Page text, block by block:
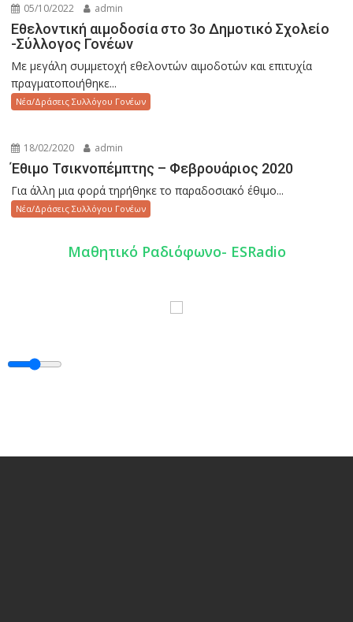
05/10/2022 admin
Εθελοντική αιμοδοσία στο 3ο Δημοτικό Σχολείο
-Σύλλογος Γονέων
Με μεγάλη συμμετοχή εθελοντών αιμοδοτών και επιτυχία
πραγματοποιήθηκε...
Νέα/Δράσεις Συλλόγου Γονέων
18/02/2020 admin
Έθιμο Τσικνοπέμπτης – Φεβρουάριος 2020
Για άλλη μια φορά τηρήθηκε το παραδοσιακό έθιμο...
Νέα/Δράσεις Συλλόγου Γονέων
Mαθητικό Ραδιόφωνο- ESRadio